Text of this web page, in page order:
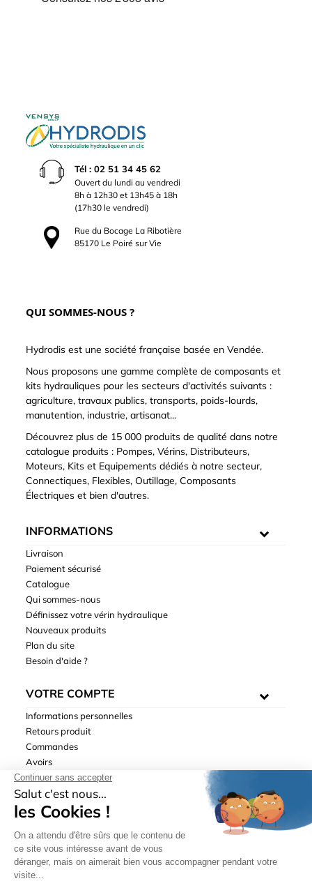
Tél : 02 51 34 45 62
Ouvert du lundi au vendredi
8h à 12h30 et 13h45 à 18h
(17h30 le vendredi)
Rue du Bocage La Ribotière
85170 Le Poiré sur Vie
QUI SOMMES-NOUS ?
Hydrodis est une société française basée en Vendée.
Nous proposons une gamme complète de composants et
kits hydrauliques pour les secteurs d'activités suivants :
agriculture, travaux publics, transports, poids-lourds,
manutention, industrie, artisanat...
Découvrez plus de 15 000 produits de qualité dans notre
catalogue produits : Pompes, Vérins, Distributeurs,
Moteurs, Kits et Equipements dédiés à notre secteur,
Connectiques, Flexibles, Outillage, Composants
Électriques et bien d'autres.
INFORMATIONS
Livraison
Paiement sécurisé
Catalogue
Qui sommes-nous
Définissez votre vérin hydraulique
Nouveaux produits
Plan du site
Besoin d'aide ?
VOTRE COMPTE
Informations personnelles
Retours produit
Commandes
Avoirs
Adresses
Bons de réduction